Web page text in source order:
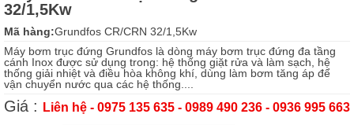
32/1,5Kw
Mã hàng:Grundfos CR/CRN 32/1,5Kw
Máy bơm trục đứng Grundfos là dòng máy bơm trục đứng đa tầng
cánh Inox được sử dụng trong: hệ thống giặt rửa và làm sạch, hệ
thống giải nhiệt và điều hòa không khí, dùng làm bơm tăng áp để
vận chuyển nước qua các hệ thống....
Giá : Liên hệ - 0975 135 635 - 0989 490 236 - 0936 995 663